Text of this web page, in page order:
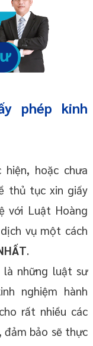
phép kinh
hoặc chưa
thủ tục xin giấy
với Luật Hoàng
vụ một cách
.
là những luật sư
nghiệm hành
rất nhiều các
đảm bảo sẽ thực